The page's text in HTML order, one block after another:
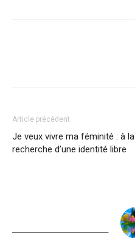
Article précédent
Je veux vivre ma féminité : à la
recherche d’une identité libre